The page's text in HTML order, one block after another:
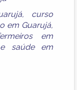
, curso
em Guarujá,
em
saúde em